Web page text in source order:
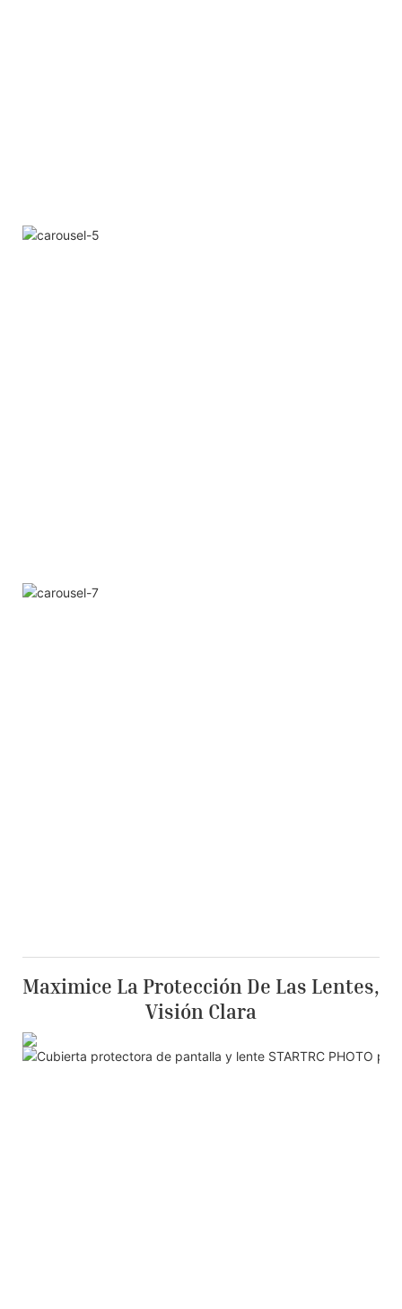
Maximice La Protección De Las Lentes,
Visión Clara